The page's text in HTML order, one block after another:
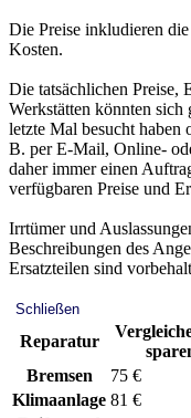
Die Preise inkludieren
Kosten.
Die tatsächlichen Preise,
Werkstätten könnten sich
letzte Mal besucht haben
B. per E-Mail, Online-
daher immer einen
verfügbaren Preise und
Irrtümer und
Beschreibungen des
Ersatzteilen sind
Schließen
Reparatur
Bremsen
75 €
Klimaanlage 81 €